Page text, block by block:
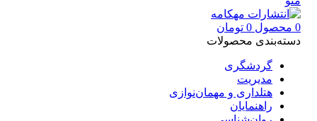
0 محصول 0 تومان
دسته‌بندی محصولات
گردشگری
مدیریت
هتلداری و مهمان‌نوازی
راهنمایان